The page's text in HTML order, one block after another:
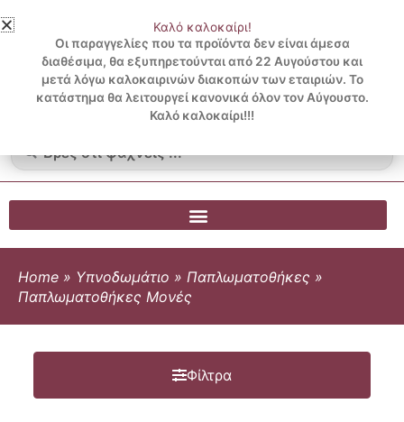
στο
περιεχόμενο
3 ΔΟΣΕΙΣ ΧΩΡΙΣ ΠΙΣΤΩΤΙΚΗ ΜΕ KLARNA
...
Λογαριασμός
Blog
0.00€
0
Cart
Home » Υπνοδωμάτιο » Παπλωματοθήκες »
Παπλωματοθήκες Μονές
Φίλτρα
Καλό καλοκαίρι!
Οι παραγγελίες που τα προϊόντα δεν είναι άμεσα
διαθέσιμα, θα εξυπηρετούνται από 22 Αυγούστου και
μετά λόγω καλοκαιρινών διακοπών των εταιριών. Το
κατάστημα θα λειτουργεί κανονικά όλον τον Αύγουστο.
Καλό καλοκαίρι!!!